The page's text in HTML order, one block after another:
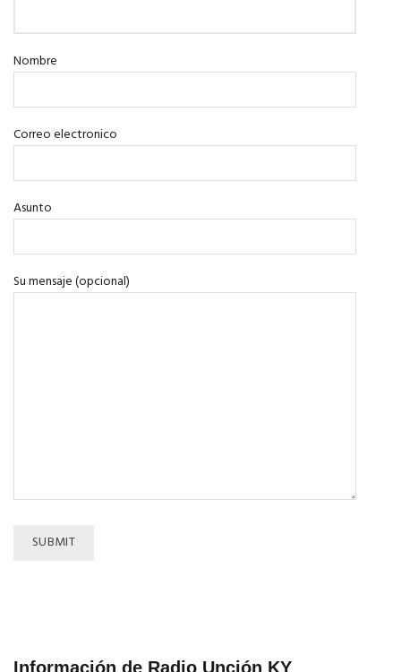
Nombre
Correo electronico
Asunto
Su mensaje (opcional)
Información de Radio Unción KY